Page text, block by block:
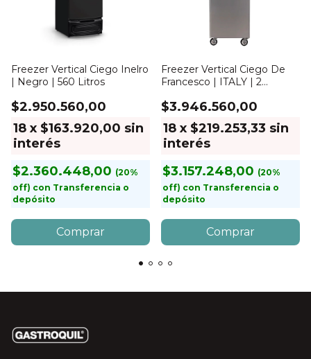
Freezer Vertical Ciego Inelro
| Negro | 560 Litros
$2.950.560,00
18 x $163.920,00 sin
interés
$2.360.448,00
con Transferencia o
depósito
Freezer Vertical Ciego De
Francesco | ITALY | 2
$3.946.560,00
18 x $219.253,33 sin
interés
$3.157.248,00
con Transferencia o
depósito